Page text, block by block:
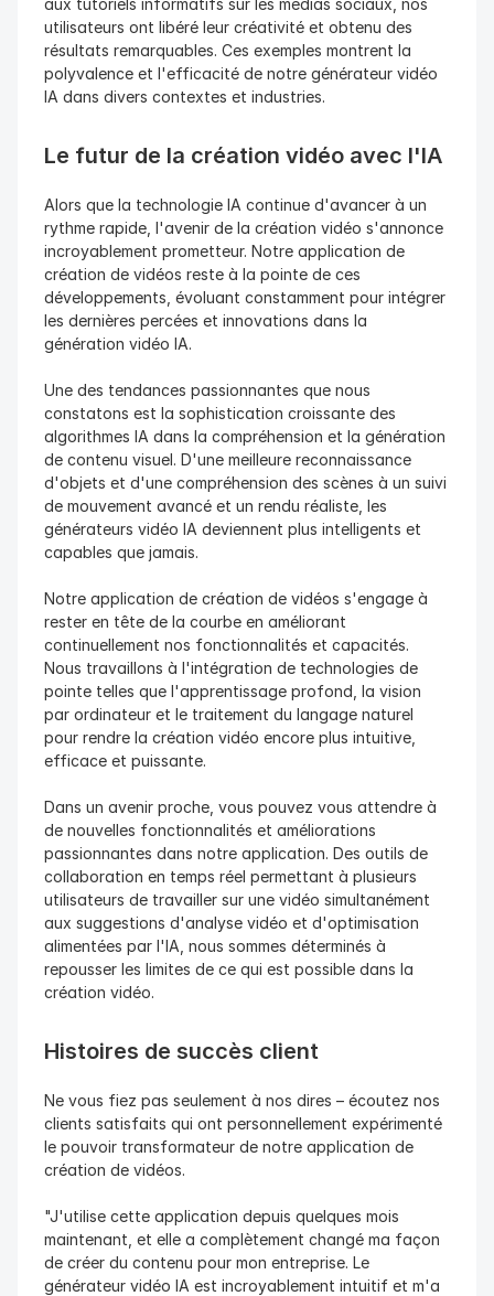
aux tutoriels informatifs sur les médias sociaux, nos
utilisateurs ont libéré leur créativité et obtenu des
résultats remarquables. Ces exemples montrent la
polyvalence et l'efficacité de notre générateur vidéo
IA dans divers contextes et industries.
Le futur de la création vidéo avec l'IA
Alors que la technologie IA continue d'avancer à un
rythme rapide, l'avenir de la création vidéo s'annonce
incroyablement prometteur. Notre application de
création de vidéos reste à la pointe de ces
développements, évoluant constamment pour intégrer
les dernières percées et innovations dans la
génération vidéo IA.
Une des tendances passionnantes que nous
constatons est la sophistication croissante des
algorithmes IA dans la compréhension et la génération
de contenu visuel. D'une meilleure reconnaissance
d'objets et d'une compréhension des scènes à un suivi
de mouvement avancé et un rendu réaliste, les
générateurs vidéo IA deviennent plus intelligents et
capables que jamais.
Notre application de création de vidéos s'engage à
rester en tête de la courbe en améliorant
continuellement nos fonctionnalités et capacités.
Nous travaillons à l'intégration de technologies de
pointe telles que l'apprentissage profond, la vision
par ordinateur et le traitement du langage naturel
pour rendre la création vidéo encore plus intuitive,
efficace et puissante.
Dans un avenir proche, vous pouvez vous attendre à
de nouvelles fonctionnalités et améliorations
passionnantes dans notre application. Des outils de
collaboration en temps réel permettant à plusieurs
utilisateurs de travailler sur une vidéo simultanément
aux suggestions d'analyse vidéo et d'optimisation
alimentées par l'IA, nous sommes déterminés à
repousser les limites de ce qui est possible dans la
création vidéo.
Histoires de succès client
Ne vous fiez pas seulement à nos dires – écoutez nos
clients satisfaits qui ont personnellement expérimenté
le pouvoir transformateur de notre application de
création de vidéos.
"J'utilise cette application depuis quelques mois
maintenant, et elle a complètement changé ma façon
de créer du contenu pour mon entreprise. Le
générateur vidéo IA est incroyablement intuitif et m'a